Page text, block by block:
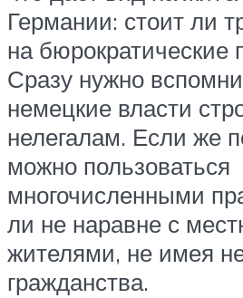
Германии: стоит ли
на бюрократические
Сразу нужно
немецкие власти
нелегалам. Если же
можно пользоваться
многочисленными
ли не наравне с
жителями, не имея
гражданства.